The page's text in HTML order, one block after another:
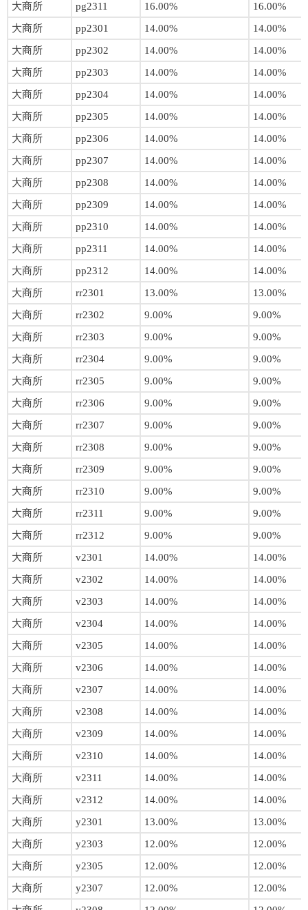
大商所
pg2311 16.00%
16.00%
大商所
pp2301 14.00%
14.00%
大商所
pp2302 14.00%
14.00%
大商所
pp2303 14.00%
14.00%
大商所
pp2304 14.00%
14.00%
大商所
pp2305 14.00%
14.00%
大商所
pp2306 14.00%
14.00%
大商所
pp2307 14.00%
14.00%
大商所
pp2308 14.00%
14.00%
大商所
pp2309 14.00%
14.00%
大商所
pp2310 14.00%
14.00%
大商所
pp2311 14.00%
14.00%
大商所
pp2312 14.00%
14.00%
大商所
rr2301 13.00%
13.00%
大商所
rr2302 9.00%
9.00%
大商所
rr2303 9.00%
9.00%
大商所
rr2304 9.00%
9.00%
大商所
rr2305 9.00%
9.00%
大商所
rr2306 9.00%
9.00%
大商所
rr2307 9.00%
9.00%
大商所
rr2308 9.00%
9.00%
大商所
rr2309 9.00%
9.00%
大商所
rr2310 9.00%
9.00%
大商所
rr2311 9.00%
9.00%
大商所
rr2312 9.00%
9.00%
大商所
v2301 14.00%
14.00%
大商所
v2302 14.00%
14.00%
大商所
v2303 14.00%
14.00%
大商所
v2304 14.00%
14.00%
大商所
v2305 14.00%
14.00%
大商所
v2306 14.00%
14.00%
大商所
v2307 14.00%
14.00%
大商所
v2308 14.00%
14.00%
大商所
v2309 14.00%
14.00%
大商所
v2310 14.00%
14.00%
大商所
v2311 14.00%
14.00%
大商所
v2312 14.00%
14.00%
大商所
y2301 13.00%
13.00%
大商所
y2303 12.00%
12.00%
大商所
y2305 12.00%
12.00%
大商所
y2307 12.00%
12.00%